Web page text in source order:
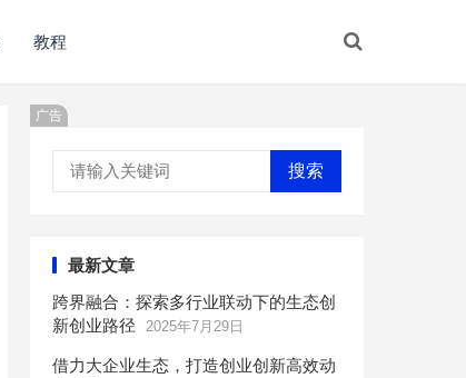
教程
广告
搜索
最新文章
跨界融合：探索多行业联动下的生态创
新创业路径
2025年7月29日
借力大企业生态，打造创业创新高效动